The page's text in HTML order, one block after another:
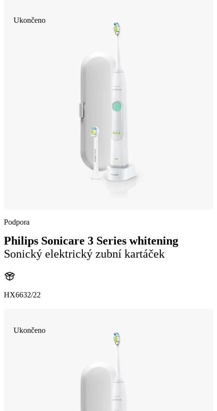
Ukončeno
Podpora
Philips Sonicare 3 Series whitening
Sonický elektrický zubní kartáček
HX6632/22
Ukončeno